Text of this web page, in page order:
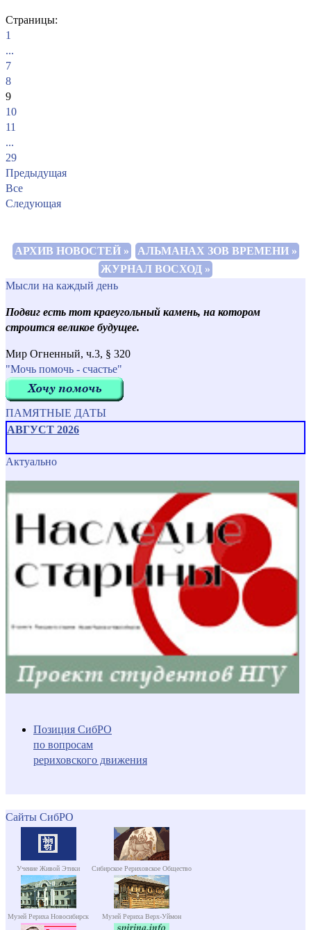
Страницы:
1
...
7
8
9
10
11
...
29
Предыдущая
Все
Следующая
АРХИВ НОВОСТЕЙ »
АЛЬМАНАХ ЗОВ ВРЕМЕНИ »
ЖУРНАЛ ВОСХОД »
Мысли на каждый день
Подвиг есть тот краеугольный камень, на котором
строится великое будущее.
Мир Огненный, ч.3, § 320
"Мочь помочь - счастье"
ПАМЯТНЫЕ ДАТЫ
АВГУСТ 2026
Актуально
Позиция СибРО
по вопросам
рериховского движения
Сайты СибРО
Учение Живой Этики Сибирское Рериховское Общество
Музей Рериха Новосибирск Музей Рериха Верх-Уймон